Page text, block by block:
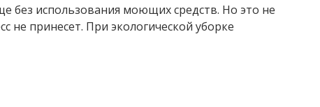
без использования моющих средств. Но это не
не принесет. При экологической уборке